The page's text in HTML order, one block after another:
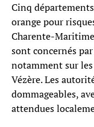
Cinq
orange pour
Charente-
sont concernés
notamment sur
Vézère. Les
dommageables,
attendues